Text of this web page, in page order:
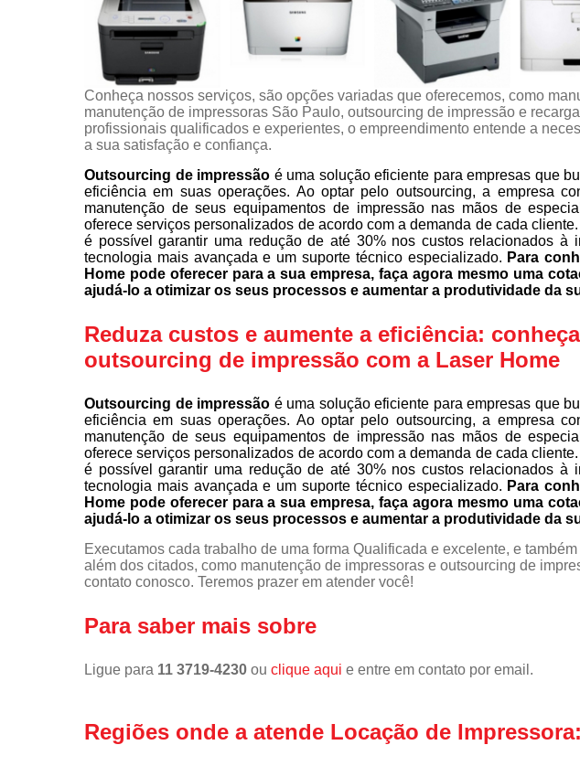
Conheça nossos serviços, são opções variadas que oferecemos, como
manutenção de impressoras São Paulo, outsourcing de impressão e
profissionais qualificados e experientes, o empreendimento entende a
a sua satisfação e confiança.
Outsourcing de impressão é uma solução eficiente para empresas que
eficiência em suas operações. Ao optar pelo outsourcing, a empresa
manutenção de seus equipamentos de impressão nas mãos de
oferece serviços personalizados de acordo com a demanda de cada
é possível garantir uma redução de até 30% nos custos relacionados à
tecnologia mais avançada e um suporte técnico especializado. Para
Home pode oferecer para a sua empresa, faça agora mesmo uma
ajudá-lo a otimizar os seus processos e aumentar a produtividade da
Reduza custos e aumente a eficiência:
outsourcing de impressão com a Laser Home
Outsourcing de impressão é uma solução eficiente para empresas que
eficiência em suas operações. Ao optar pelo outsourcing, a empresa
manutenção de seus equipamentos de impressão nas mãos de
oferece serviços personalizados de acordo com a demanda de cada
é possível garantir uma redução de até 30% nos custos relacionados à
tecnologia mais avançada e um suporte técnico especializado. Para
Home pode oferecer para a sua empresa, faça agora mesmo uma
ajudá-lo a otimizar os seus processos e aumentar a produtividade da
Executamos cada trabalho de uma forma Qualificada e excelente, e
além dos citados, como manutenção de impressoras e outsourcing de
contato conosco. Teremos prazer em atender você!
Para saber mais sobre
Ligue para 11 3719-4230 ou clique aqui e entre em contato por email.
Regiões onde a atende Locação de Impressora: